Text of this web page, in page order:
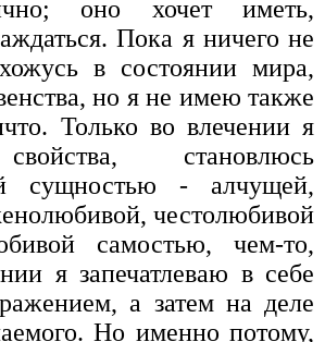
оно хочет иметь,
Пока я ничего не
в состоянии мира,
но я не имею также
Только во влечении я
становлюсь
сущностью - алчущей,
честолюбивой
самостью, чем-то,
я запечатлеваю в себе
а затем на деле
Но именно потому,